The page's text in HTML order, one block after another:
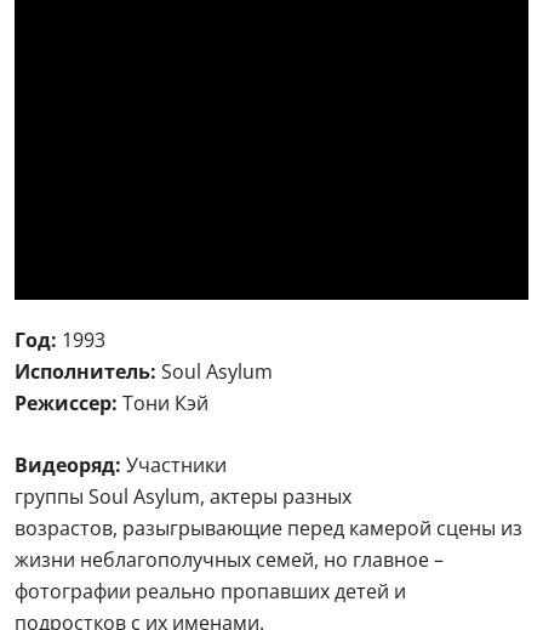
Год: 1993
Исполнитель: Soul Asylum
Режиссер: Тони Кэй
Видеоряд: Участники
группы Soul Asylum, актеры разных
возрастов, разыгрывающие перед камерой сцены из
жизни неблагополучных семей, но главное –
фотографии реально пропавших детей и
подростков с их именами.